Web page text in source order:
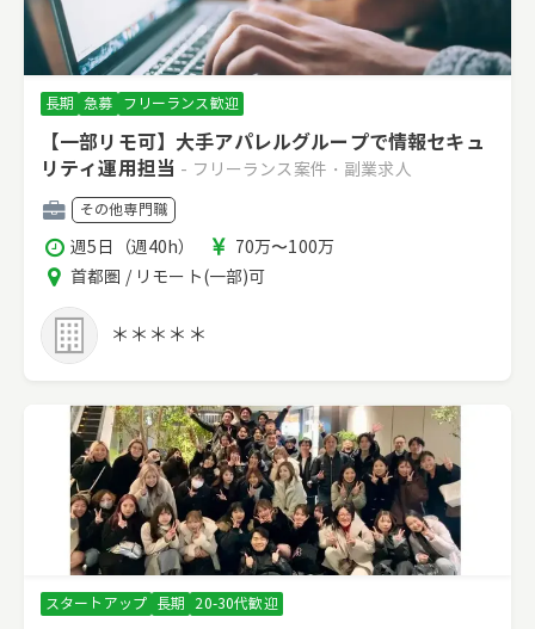
長期 急募 フリーランス歓迎
【一部リモ可】大手アパレルグループで情報セキュ
リティ運用担当 - フリーランス案件・副業求人
職
種
その他専門職
稼
働
時
間
週5日（週40h）
報
酬
70万〜100万
エ
ア
首都圏 / リモート(一部)可
＊＊＊＊＊
スタートアップ 長期 20-30代歓迎